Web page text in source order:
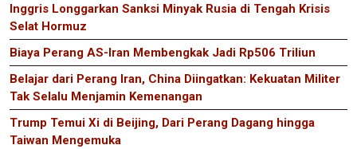
Inggris Longgarkan Sanksi Minyak Rusia di Tengah Krisis
Selat Hormuz
Biaya Perang AS-Iran Membengkak Jadi Rp506 Triliun
Belajar dari Perang Iran, China Diingatkan: Kekuatan Militer
Tak Selalu Menjamin Kemenangan
Trump Temui Xi di Beijing, Dari Perang Dagang hingga
Taiwan Mengemuka